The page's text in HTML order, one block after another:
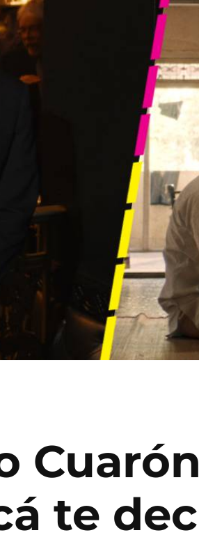
te